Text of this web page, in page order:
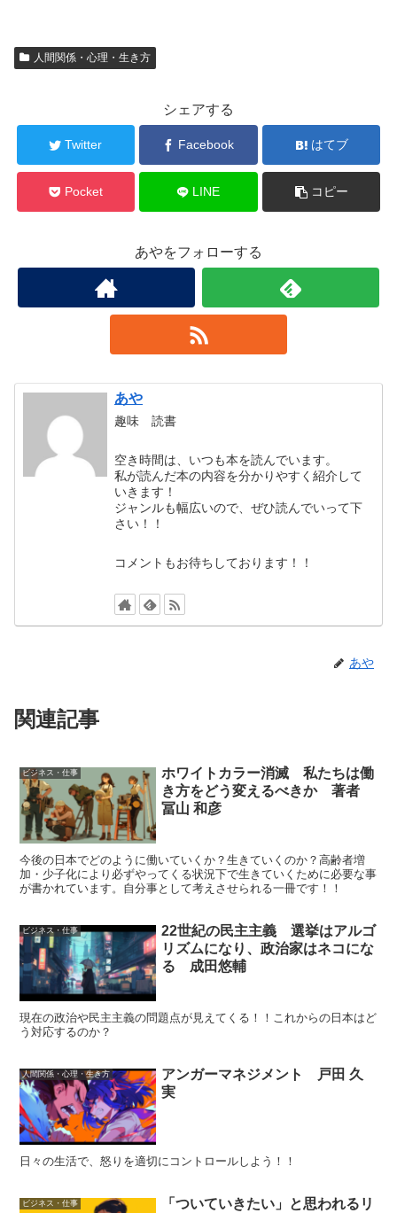
人間関係・心理・生き方
シェアする
Twitter Facebook はてブ
Pocket LINE コピー
あやをフォローする
あや
趣味 読書
空き時間は、いつも本を読んでいます。
私が読んだ本の内容を分かりやすく紹介して
いきます！
ジャンルも幅広いので、ぜひ読んでいって下
さい！！
コメントもお待ちしております！！
あや
関連記事
ビジネス・仕事
ホワイトカラー消滅 私たちは働
き方をどう変えるべきか 著者
冨山 和彦
今後の日本でどのように働いていくか？生きていくのか？高齢者増
加・少子化により必ずやってくる状況下で生きていくために必要な事
が書かれています。自分事として考えさせられる一冊です！！
ビジネス・仕事
22世紀の民主主義 選挙はアルゴ
リズムになり、政治家はネコにな
る 成田悠輔
現在の政治や民主主義の問題点が見えてくる！！これからの日本はど
う対応するのか？
人間関係・心理・生き方
アンガーマネジメント 戸田 久
実
日々の生活で、怒りを適切にコントロールしよう！！
ビジネス・仕事
「ついていきたい」と思われるリ